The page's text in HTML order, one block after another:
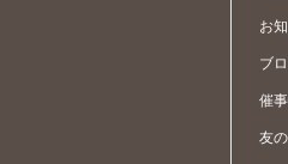
お
ブ
催
友